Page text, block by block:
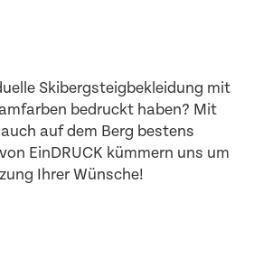
Skibergsteigbekleidung mit
bedruckt haben? Mit
auf dem Berg bestens
EinDRUCK kümmern uns um
Ihrer Wünsche!